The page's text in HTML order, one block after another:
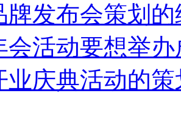
牌发布会策划
会活动要想举
业庆典活动的